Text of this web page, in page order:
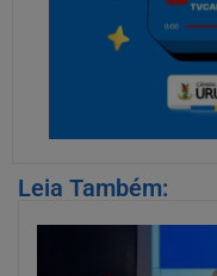
Leia Também: